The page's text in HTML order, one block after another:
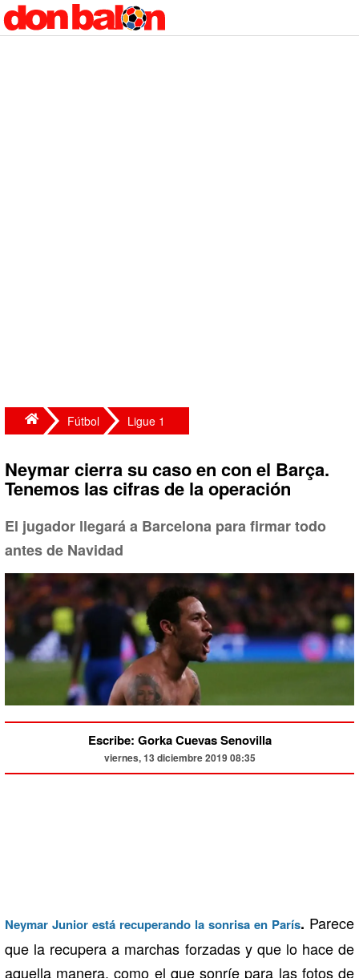
Fútbol Ligue 1
Neymar cierra su caso en con el Barça.
Tenemos las cifras de la operación
El jugador llegará a Barcelona para firmar todo
antes de Navidad
Escribe: Gorka Cuevas Senovilla
viernes, 13 diciembre 2019 08:35
Neymar Junior está recuperando la sonrisa en París. Parece
que la recupera a marchas forzadas y que lo hace de
aquella manera, como el que sonríe para las fotos de